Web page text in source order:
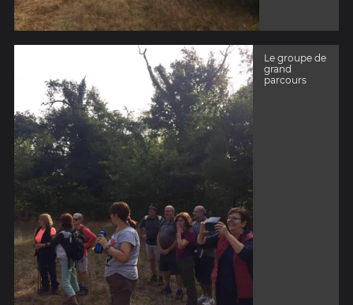
Le groupe de
grand
parcours